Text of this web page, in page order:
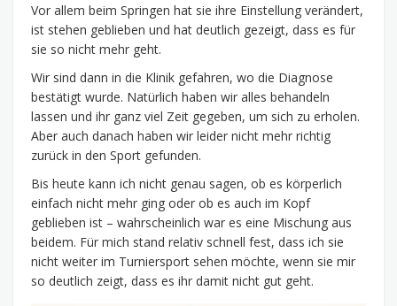
Vor allem beim Springen hat sie ihre Einstellung verändert,
ist stehen geblieben und hat deutlich gezeigt, dass es für
sie so nicht mehr geht.
Wir sind dann in die Klinik gefahren, wo die Diagnose
bestätigt wurde. Natürlich haben wir alles behandeln
lassen und ihr ganz viel Zeit gegeben, um sich zu erholen.
Aber auch danach haben wir leider nicht mehr richtig
zurück in den Sport gefunden.
Bis heute kann ich nicht genau sagen, ob es körperlich
einfach nicht mehr ging oder ob es auch im Kopf
geblieben ist – wahrscheinlich war es eine Mischung aus
beidem. Für mich stand relativ schnell fest, dass ich sie
nicht weiter im Turniersport sehen möchte, wenn sie mir
so deutlich zeigt, dass es ihr damit nicht gut geht.